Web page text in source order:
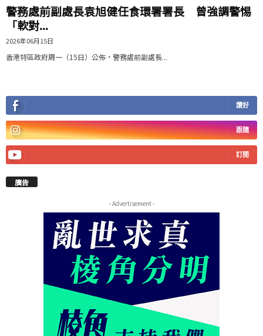
警務處前副處長袁旭健任食環署署長 曾強調警惕
「軟對...
2026年06月15日
香港特區政府周一（15日）公佈，警務處前副處長...
讚好
跟隨
訂閱
廣告
- Advertisement -